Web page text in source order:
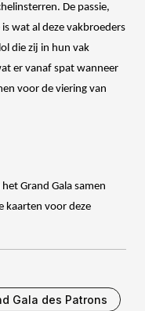
De passie,
wat al deze vakbroeders
die zij in hun vak
er vanaf spat wanneer
voor de viering van
Grand Gala samen
kaarten voor deze
Gala des Patrons